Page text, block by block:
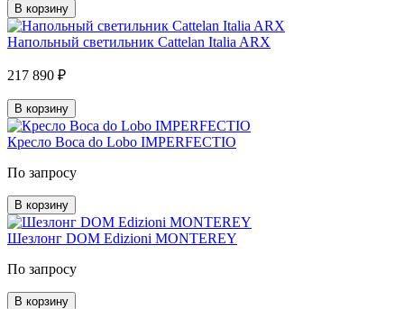
В корзину
Напольный светильник Cattelan Italia ARX
217 890 ₽
В корзину
Кресло Boca do Lobo IMPERFECTIO
По запросу
В корзину
Шезлонг DOM Edizioni MONTEREY
По запросу
В корзину